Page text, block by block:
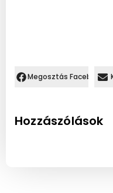
Megosztás
Hozzászólások